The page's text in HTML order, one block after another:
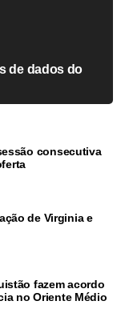
de dados do
consecutiva
de Virginia e
fazem acordo
no Oriente Médio